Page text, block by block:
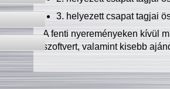
3. helyezett csapat tagjai
A fenti nyereményeken kívül
szoftvert, valamint kisebb